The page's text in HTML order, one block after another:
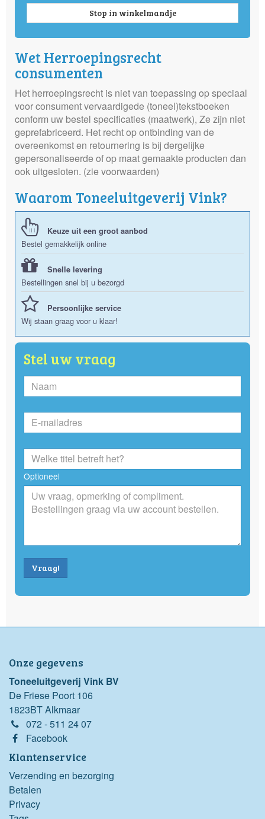
Stop in winkelmandje
Wet Herroepingsrecht
consumenten
Het herroepingsrecht is niet van toepassing op speciaal
voor consument vervaardigede (toneel)tekstboeken
conform uw bestel specificaties (maatwerk), Ze zijn niet
geprefabriceerd. Het recht op ontbinding van de
overeenkomst en retournering is bij dergelijke
gepersonaliseerde of op maat gemaakte producten dan
ook uitgesloten. (zie voorwaarden)
Waarom Toneeluitgeverij Vink?
Keuze uit een groot aanbod
Bestel gemakkelijk online
Snelle levering
Bestellingen snel bij u bezorgd
Persoonlijke service
Wij staan graag voor u klaar!
Stel uw vraag
Optioneel
Vraag!
Onze gegevens
Toneeluitgeverij Vink BV
De Friese Poort 106
1823BT Alkmaar
072 - 511 24 07
Facebook
Klantenservice
Verzending en bezorging
Betalen
Privacy